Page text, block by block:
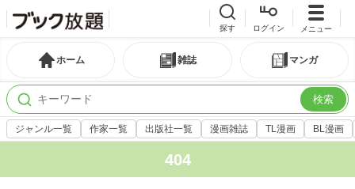
探す ログイン メニュー
ホーム 雑誌 マンガ
検索
ジャンル一覧 作家一覧 出版社一覧 漫画雑誌 TL漫画 BL漫画
404